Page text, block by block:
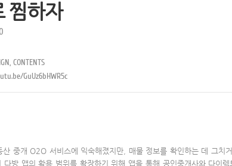
찜하자
CONTENTS
GuUz6bHWR5c
산 중개 O2O 서비스에 익숙해졌지만, 매물 정보를 확인하는 데 그치
다방 앱의 활용 범위를 확장하기 위해 앱을 통해 공인중개사와 다이